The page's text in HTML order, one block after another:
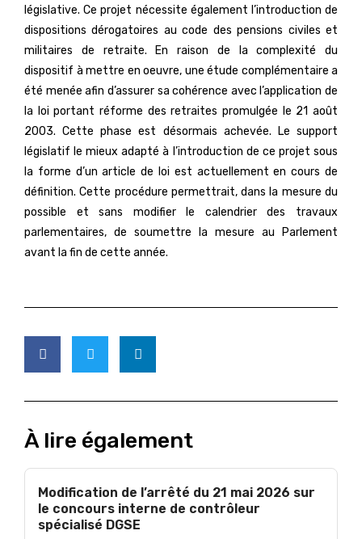
législative. Ce projet nécessite également l’introduction de
dispositions dérogatoires au code des pensions civiles et
militaires de retraite. En raison de la complexité du
dispositif à mettre en oeuvre, une étude complémentaire a
été menée afin d’assurer sa cohérence avec l’application de
la loi portant réforme des retraites promulgée le 21 août
2003. Cette phase est désormais achevée. Le support
législatif le mieux adapté à l’introduction de ce projet sous
la forme d’un article de loi est actuellement en cours de
définition. Cette procédure permettrait, dans la mesure du
possible et sans modifier le calendrier des travaux
parlementaires, de soumettre la mesure au Parlement
avant la fin de cette année.
À lire également
Modification de l’arrêté du 21 mai 2026 sur
le concours interne de contrôleur
spécialisé DGSE